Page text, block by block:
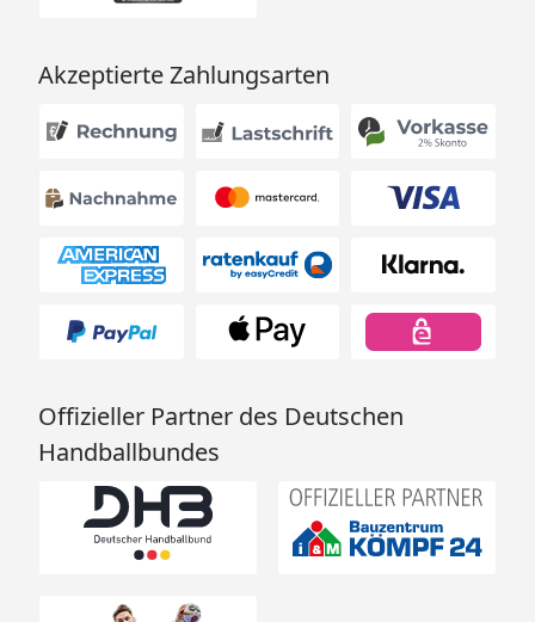
Akzeptierte Zahlungsarten
Offizieller Partner des Deutschen
Handballbundes